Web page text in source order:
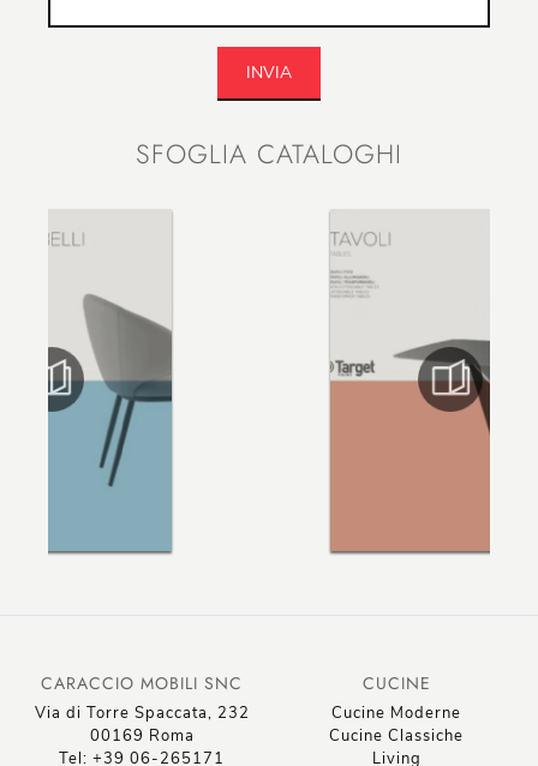
SFOGLIA CATALOGHI
INVIA
CARACCIO MOBILI SNC
Via di Torre Spaccata, 232
00169 Roma
Tel: +39 06-265171
CUCINE
Cucine Moderne
Cucine Classiche
Living